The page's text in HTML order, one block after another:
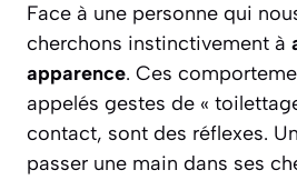
Face à une personne qui
cherchons instinctivement à
apparence. Ces
appelés gestes de «
contact, sont des réflexes.
passer une main dans ses